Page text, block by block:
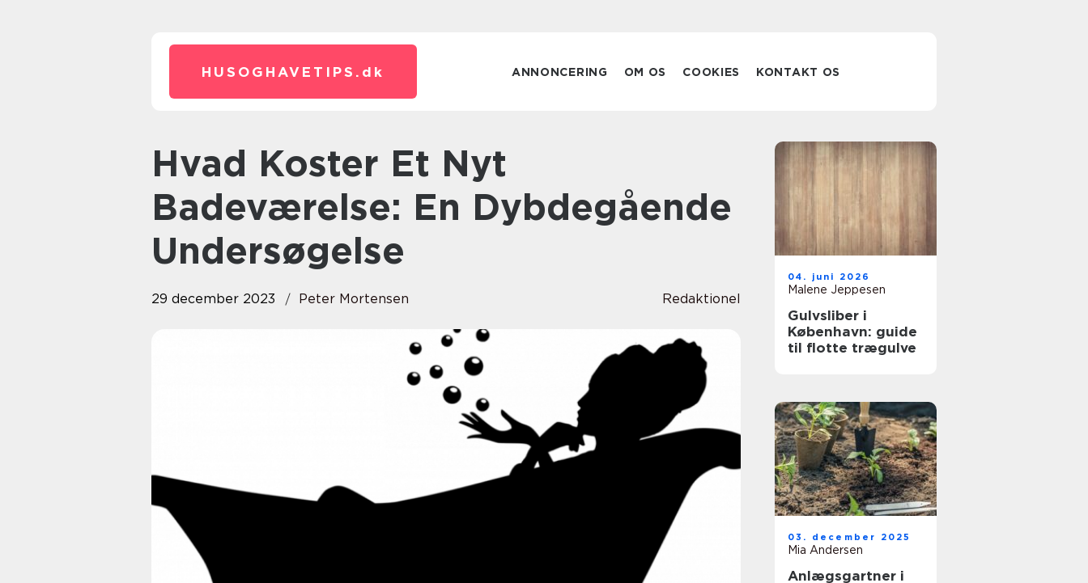
HUSOGHAVETIPS. dk ANNONCERING OM OS COOKIES KONTAKT OS
Hvad Koster Et Nyt
Badeværelse: En Dybdegående
Undersøgelse
29 december 2023 Peter Mortensen Redaktionel
04. juni 2026
Malene Jeppesen
Gulvsliber i
København: guide
til flotte trægulve
03. december 2025
Mia Andersen
Anlægsgartner i